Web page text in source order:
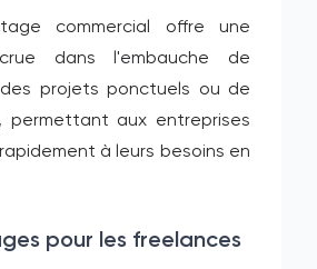
commercial offre une
dans l'embauche de
projets ponctuels ou de
permettant aux entreprises
à leurs besoins en
pour les freelances